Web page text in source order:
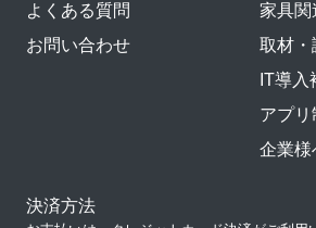
よくある質問
お問い合わせ
家具関
取材・
IT導
アプリ
企業様
決済方法